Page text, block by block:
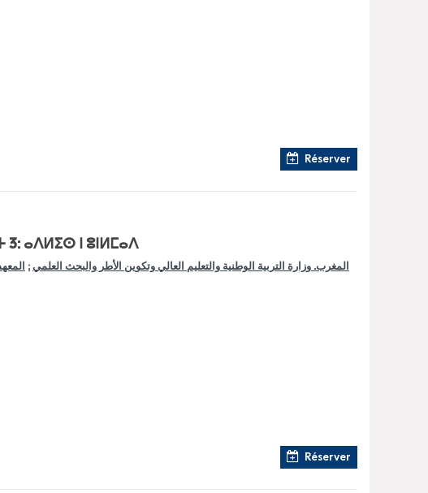
Réserver
ⴰⴷⵍⵉⵙ ⵏ ⵓⵏⵍⵎⴰⴷ
المغرب. وزارة التربية الوطنية والتعليم العالي وتكوين الأطر والبحث العلمي ;
Réserver